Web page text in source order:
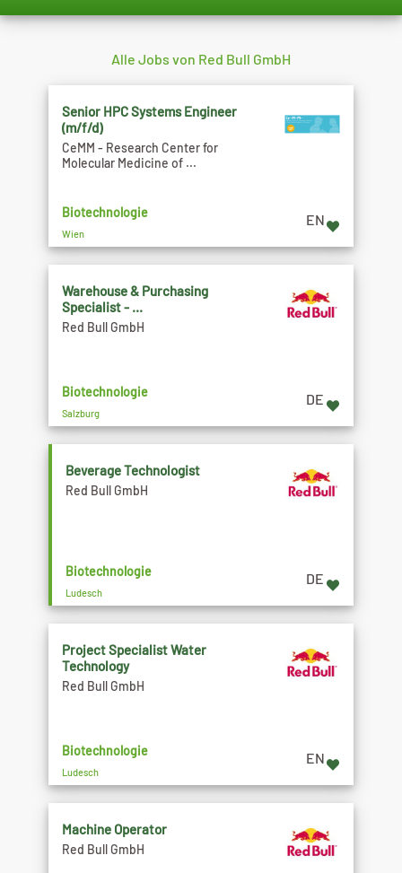
Alle Jobs von Red Bull GmbH
Senior HPC Systems Engineer
(m/f/d)
CeMM - Research Center for
Molecular Medicine of ...
Biotechnologie
Wien
EN
Warehouse & Purchasing
Specialist - ...
Red Bull GmbH
Biotechnologie
Salzburg
DE
Beverage Technologist
Red Bull GmbH
Biotechnologie
Ludesch
DE
Project Specialist Water
Technology
Red Bull GmbH
Biotechnologie
Ludesch
EN
Machine Operator
Red Bull GmbH